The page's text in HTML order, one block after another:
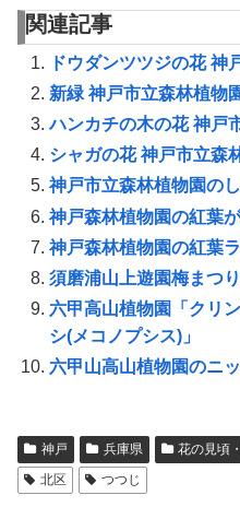
関連記事
ドウダンツツジの花 神
新緑 神戸市立森林植物
ハンカチの木の花 神戸
シャガの花 神戸市立森
神戸市立森林植物園の
神戸森林植物園の紅葉
神戸森林植物園の紅葉
須磨浦山上遊園梅まつ
六甲高山植物園「クリ
シ(メコノプシス)」
六甲山高山植物園のニ
神戸 兵庫県 花の見頃
北区
つつじ